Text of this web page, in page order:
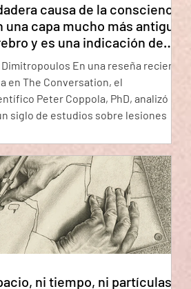
causa de la consciencia
una capa mucho más antigua
y es una indicación de
de la vida no
de la inteligencia.
Dimitropoulos En una reseña reciente
en The Conversation, el
Peter Coppola, PhD, analizó
siglo de estudios sobre lesiones
eléctrica para plantear una
aparentemente sencilla: ¿qué partes
son realmente necesarias para la
La respuesta podría tener graves
para las personas en coma, en
u otros estados mínimos de
ni tiempo, ni partículas: